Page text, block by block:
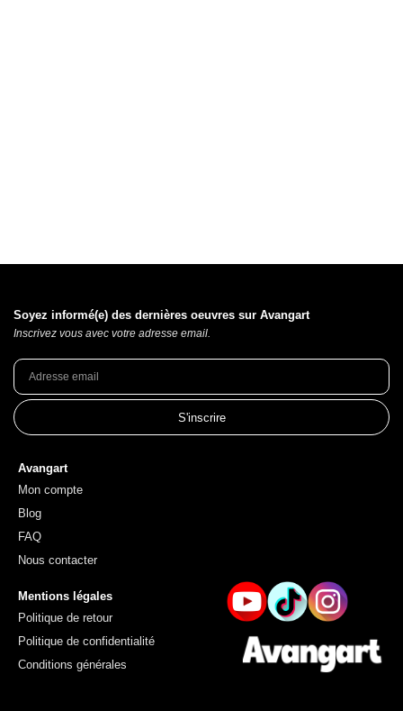
Avangart
Mon compte
Blog
FAQ
Nous contacter
Soyez informé(e) des dernières oeuvres sur Avangart
Inscrivez vous avec votre adresse email.
S'inscrire
Mentions légales
Politique de retour
Politique de confidentialité
Conditions générales